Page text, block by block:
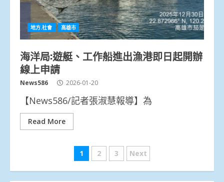
地方.社會 高雄市
海洋局:遊艇、工作船進出漁港即日起開辦
線上申請
News586 2026-01-20
【News586/記者張淑慧報導】為
Read More
文
章
1 2 3 Next